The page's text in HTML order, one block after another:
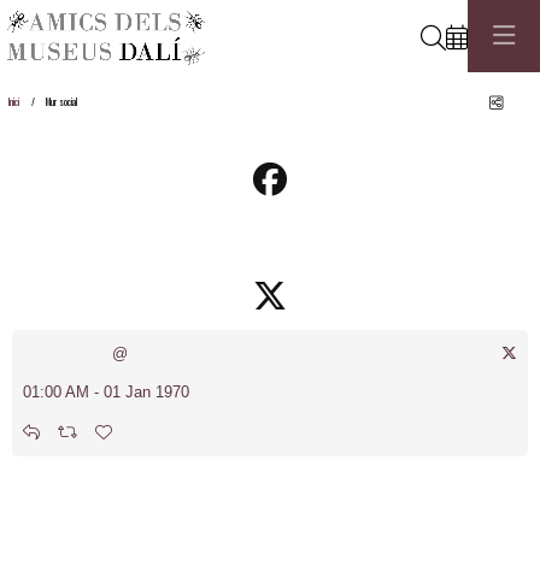
Cerca
Inici Mur social
@
01:00 AM - 01 Jan 1970